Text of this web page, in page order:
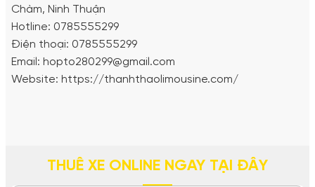
Chàm, Ninh Thuận
Hotline: 0785555299
Điện thoại: 0785555299
Email: hopto280299@gmail.com
Website: https://thanhthaolimousine.com/
THUÊ XE ONLINE NGAY TẠI ĐÂY